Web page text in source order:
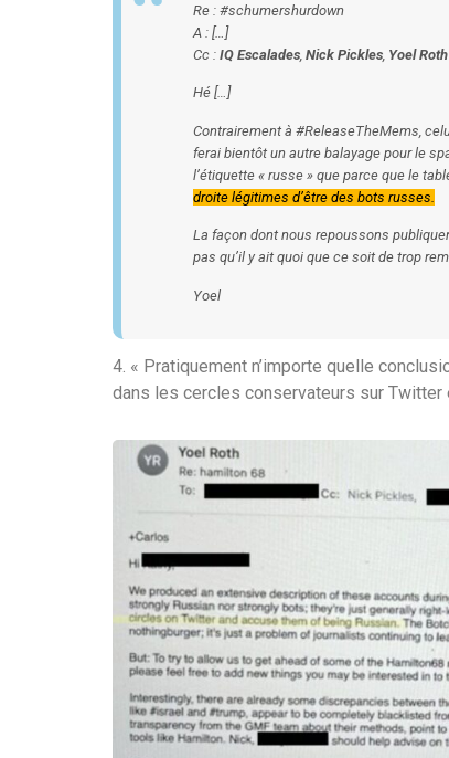
Re : #schumershurdown
A : […]
Cc : IQ Escalades Nick Pickles Yoel Roth
Hé […]
Contrairement à #ReleaseTheMems,
ferai bientôt un autre balayage pour le
l’étiquette « russe » que parce que le
droite légitimes d’être des bots russes.
La façon dont nous repoussons
pas qu’il y ait quoi que ce soit de trop
Yoel
4. « Pratiquement n’importe quelle
dans les cercles conservateurs sur Twitter